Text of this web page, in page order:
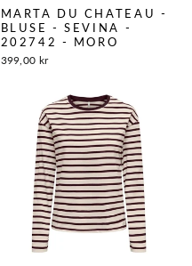
MARTA DU CHATEAU -
BLUSE - SEVINA -
202742 - MORO
399,00 kr